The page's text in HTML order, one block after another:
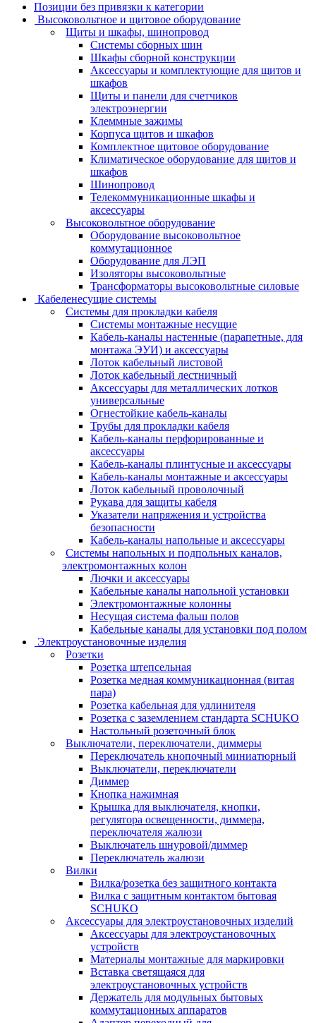
Позиции без привязки к категории
Высоковольтное и щитовое оборудование
Щиты и шкафы, шинопровод
Системы сборных шин
Шкафы сборной конструкции
Аксессуары и комплектующие для щитов и
шкафов
Щиты и панели для счетчиков
электроэнергии
Клеммные зажимы
Корпуса щитов и шкафов
Комплектное щитовое оборудование
Климатическое оборудование для щитов и
шкафов
Шинопровод
Телекоммуникационные шкафы и
аксессуары
Высоковольтное оборудование
Оборудование высоковольтное
коммутационное
Оборудование для ЛЭП
Изоляторы высоковольтные
Трансформаторы высоковольтные силовые
Кабеленесущие системы
Системы для прокладки кабеля
Системы монтажные несущие
Кабель-каналы настенные (парапетные, для
монтажа ЭУИ) и аксессуары
Лоток кабельный листовой
Лоток кабельный лестничный
Аксессуары для металлических лотков
универсальные
Огнестойкие кабель-каналы
Трубы для прокладки кабеля
Кабель-каналы перфорированные и
аксессуары
Кабель-каналы плинтусные и аксессуары
Кабель-каналы монтажные и аксессуары
Лоток кабельный проволочный
Рукава для защиты кабеля
Указатели напряжения и устройства
безопасности
Кабель-каналы напольные и аксессуары
Системы напольных и подпольных каналов,
электромонтажных колон
Лючки и аксессуары
Кабельные каналы напольной установки
Электромонтажные колонны
Несущая система фальш полов
Кабельные каналы для установки под полом
Электроустановочные изделия
Розетки
Розетка штепсельная
Розетка медная коммуникационная (витая
пара)
Розетка кабельная для удлинителя
Розетка с заземлением стандарта SCHUKO
Настольный розеточный блок
Выключатели, переключатели, диммеры
Переключатель кнопочный миниатюрный
Выключатели, переключатели
Диммер
Кнопка нажимная
Крышка для выключателя, кнопки,
регулятора освещенности, диммера,
переключателя жалюзи
Выключатель шнуровой/диммер
Переключатель жалюзи
Вилки
Вилка/розетка без защитного контакта
Вилка с защитным контактом бытовая
SCHUKO
Аксессуары для электроустановочных изделий
Аксессуары для электроустановочных
устройств
Материалы монтажные для маркировки
Вставка светящаяся для
электроустановочных устройств
Держатель для модульных бытовых
коммутационных аппаратов